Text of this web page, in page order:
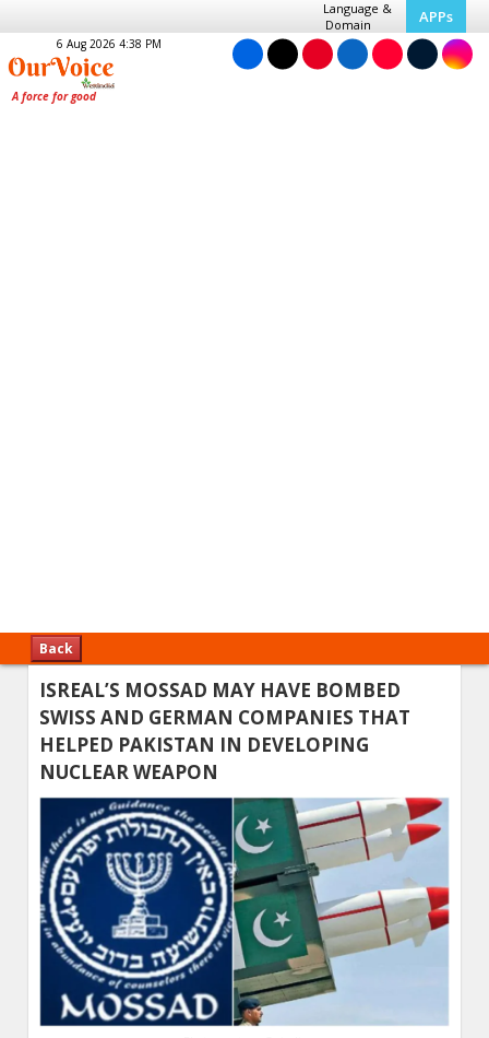
Language &
Domain
APPs
6 Aug 2026 4:38 PM
Back
ISREAL’S MOSSAD MAY HAVE BOMBED
SWISS AND GERMAN COMPANIES THAT
HELPED PAKISTAN IN DEVELOPING
NUCLEAR WEAPON